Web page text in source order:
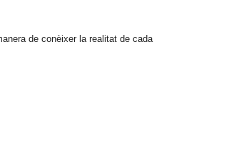
de conèixer la realitat de cada